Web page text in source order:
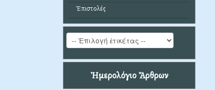
Ἐπιστολές
Ἡμερολόγιο Ἄρθρων